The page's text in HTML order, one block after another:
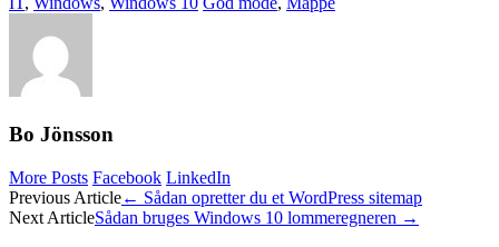
Bo Jönsson
More Posts Facebook LinkedIn
Post
navigation
Previous Article← Sådan opretter du et WordPress sitemap
Next ArticleSådan bruges Windows 10 lommeregneren →